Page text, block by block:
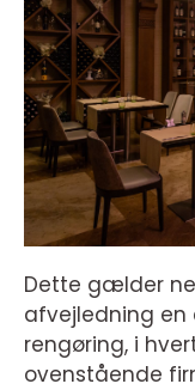
Dette gælder
afvejledning
rengøring, i
ovenstående